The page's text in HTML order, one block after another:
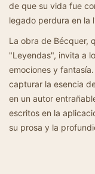
de que su vida fue
legado perdura en la
La obra de Bécquer,
"Leyendas", invita a
emociones y
capturar la esencia
en un autor
escritos en la
su prosa y la